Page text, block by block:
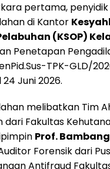
pertama,
di Kantor
(KSOP)
Penetapan
TPK-GLD/
Juni 2026.
melibatkan Tim
dari Fakultas
Prof.
Forensik dari
Antifraud